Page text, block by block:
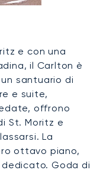
e con una
il Carlton è
santuario di
e suite,
offrono
St. Moritz e
La
ottavo piano,
Goda di